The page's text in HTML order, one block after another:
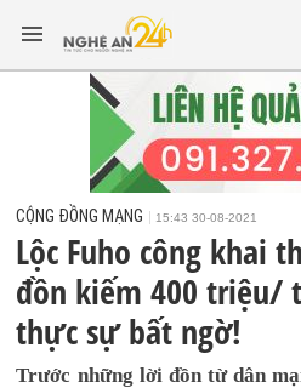
CỘNG ĐỒNG MẠNG 15:43 30-08-2021
Lộc Fuho công khai
đồn kiếm 400 triệu/
thực sự bất ngờ!
Trước những lời đồn từ dân